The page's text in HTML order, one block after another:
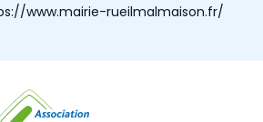
www.mairie-rueilmalmaison.fr/